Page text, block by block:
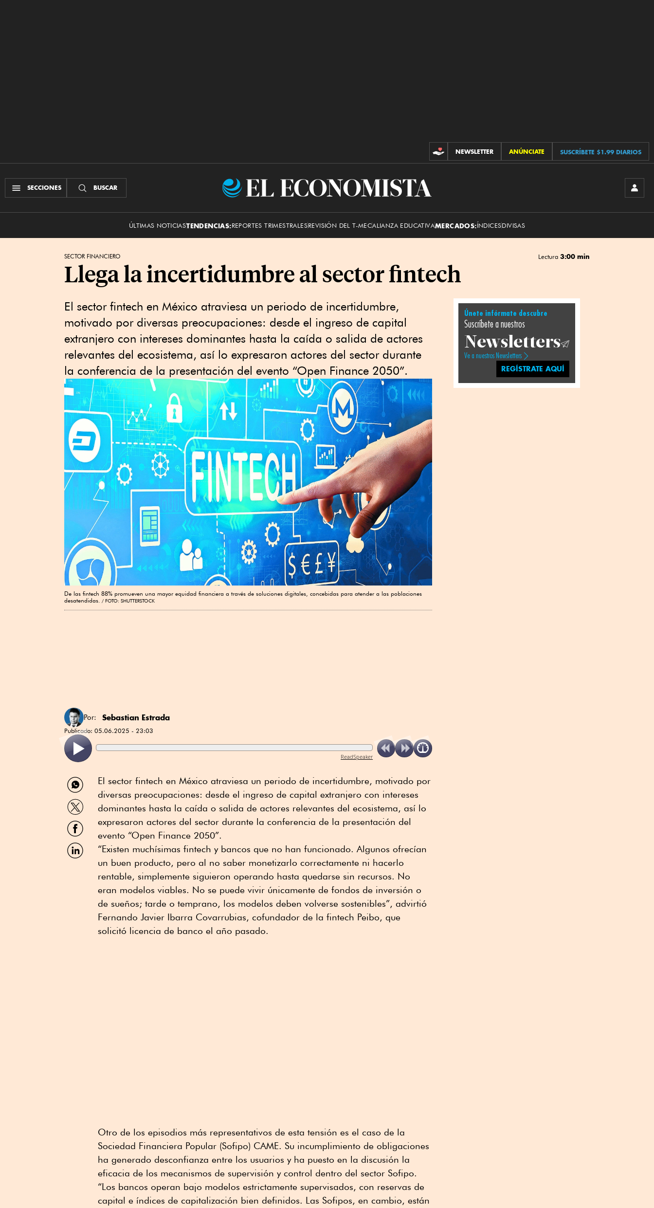
CONTRIBUCIONES
NEWSLETTER ANÚNCIATE SUSCRÍBETE $1.99 DIARIOS
SECCIONES BUSCAR
El
ÚLTIMAS NOTICIASTENDENCIAS:REPORTES TRIMESTRALESREVISIÓN DEL T-MECALIANZA EDUCATIVAMERCADOS:ÍNDICESDIVISAS
SECTOR FINANCIERO Lectura 3:00 min
Llega la incertidumbre al sector fintech
El sector fintech en México atraviesa un periodo de incertidumbre,
motivado por diversas preocupaciones: desde el ingreso de capital
extranjero con intereses dominantes hasta la caída o salida de actores
relevantes del ecosistema, así lo expresaron actores del sector durante
la conferencia de la presentación del evento “Open Finance 2050”.
De las fintech 88% promueven una mayor equidad financiera a través de soluciones digitales, concebidas para atender a las poblaciones
desatendidas.
FOTO: SHUTTERSTOCK
Por: Sebastian Estrada
Publicado: 05.06.2025 - 23:03
ReadSpeaker
Compartir
por
WhatsApp
Compartir
por
Twitter
Compartir
por
Facebook
Compartir
por
El sector fintech en México atraviesa un periodo de incertidumbre, motivado por
diversas preocupaciones: desde el ingreso de capital extranjero con intereses
dominantes hasta la caída o salida de actores relevantes del ecosistema, así lo
expresaron actores del sector durante la conferencia de la presentación del
evento “Open Finance 2050”.
“Existen muchísimas fintech y bancos que no han funcionado. Algunos ofrecían
un buen producto, pero al no saber monetizarlo correctamente ni hacerlo
rentable, simplemente siguieron operando hasta quedarse sin recursos. No
eran modelos viables. No se puede vivir únicamente de fondos de inversión o
de sueños; tarde o temprano, los modelos deben volverse sostenibles”, advirtió
Fernando Javier Ibarra Covarrubias, cofundador de la fintech Peibo, que
solicitó licencia de banco el año pasado.
Otro de los episodios más representativos de esta tensión es el caso de la
Sociedad Financiera Popular (Sofipo) CAME. Su incumplimiento de obligaciones
ha generado desconfianza entre los usuarios y ha puesto en la discusión la
eficacia de los mecanismos de supervisión y control dentro del sector Sofipo.
“Los bancos operan bajo modelos estrictamente supervisados, con reservas de
capital e índices de capitalización bien definidos. Las Sofipos, en cambio, están
Únete infórmate descubre
Suscríbete a nuestros
Newsletters
Ve a nuestros Newsletters
REGÍSTRATE AQUÍ